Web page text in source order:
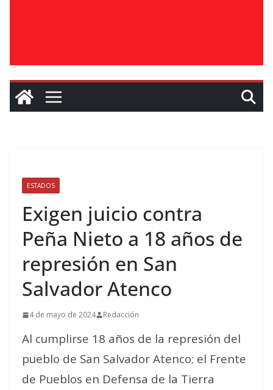
ESTADOS
Exigen juicio contra
Peña Nieto a 18 años de
represión en San
Salvador Atenco
4 de mayo de 2024 Redacción
Al cumplirse 18 años de la represión del
pueblo de San Salvador Atenco; el Frente
de Pueblos en Defensa de la Tierra